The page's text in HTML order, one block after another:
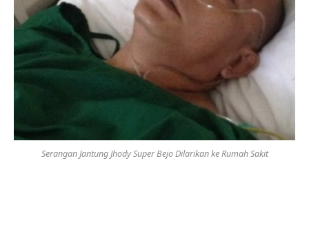
Serangan Jantung Jhody Super Bejo Dilarikan ke Rumah Sakit